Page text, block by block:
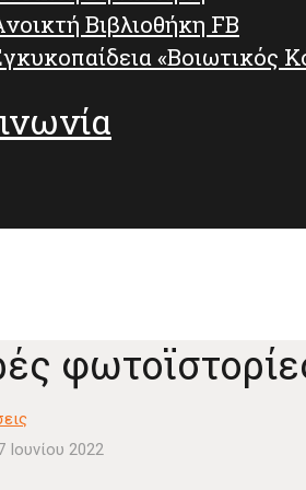
Βιβλιοθήκη FB
«Βοιωτικός
Ιουνίου 2022